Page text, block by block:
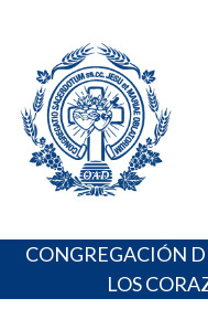
content
Portal de los Padres
Oraciones, Música
CONGREGACIÓN
LOS